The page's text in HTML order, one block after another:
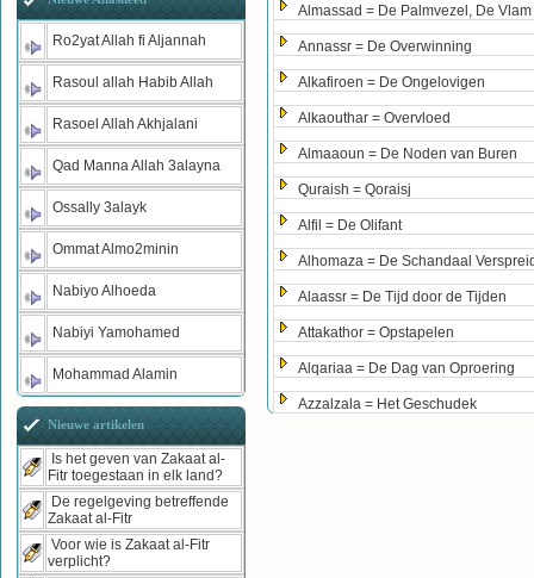
Almassad = De Palmvezel, De Vlam
Annassr = De Overwinning
Alkafiroen = De Ongelovigen
Alkaouthar = Overvloed
Almaaoun = De Noden van Buren
Quraish = Qoraisj
Alfil = De Olifant
Alhomaza = De Schandaal
Alaassr = De Tijd door de Tijden
Attakathor = Opstapelen
Alqariaa = De Dag van Oproering
Azzalzala = Het Geschudek
Ro2yat Allah fi Aljannah
Rasoul allah Habib Allah
Rasoel Allah Akhjalani
Qad Manna Allah 3alayna
Ossally 3alayk
Ommat Almo2minin
Nabiyo Alhoeda
Nabiyi Yamohamed
Mohammad Alamin
Nieuwe artikelen
Is het geven van Zakaat al-
Fitr toegestaan in elk land?
De regelgeving betreffende
Zakaat al-Fitr
Voor wie is Zakaat al-Fitr
verplicht?